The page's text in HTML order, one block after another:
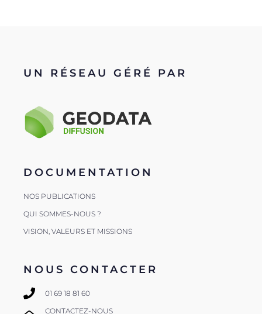
UN RÉSEAU GÉRÉ PAR
DOCUMENTATION
NOS PUBLICATIONS
QUI SOMMES-NOUS ?
VISION, VALEURS ET MISSIONS
NOUS CONTACTER
01 69 18 81 60
CONTACTEZ-NOUS